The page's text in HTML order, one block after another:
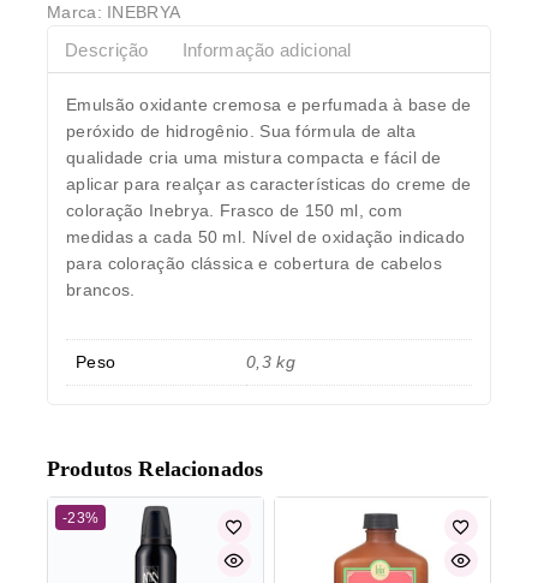
Marca: INEBRYA
Descrição Informação adicional
Emulsão oxidante cremosa e perfumada à base de
peróxido de hidrogênio. Sua fórmula de alta
qualidade cria uma mistura compacta e fácil de
aplicar para realçar as características do creme de
coloração Inebrya. Frasco de 150 ml, com
medidas a cada 50 ml. Nível de oxidação indicado
para coloração clássica e cobertura de cabelos
brancos.
Peso 0,3 kg
Produtos Relacionados
-23%